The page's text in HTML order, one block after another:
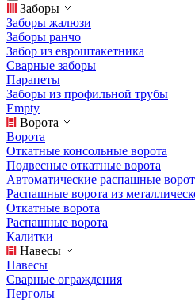
Заборы
Заборы жалюзи
Заборы ранчо
Забор из евроштакетника
Сварные заборы
Парапеты
Заборы из профильной трубы
Empty
Ворота
Ворота
Откатные консольные ворота
Подвесные откатные ворота
Автоматические распашные
Распашные ворота из
Откатные ворота
Распашные ворота
Калитки
Навесы
Навесы
Сварные ограждения
Перголы